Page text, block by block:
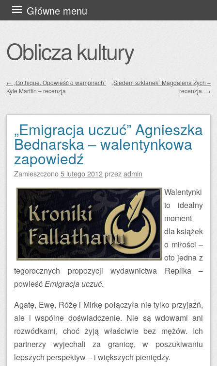
Oblicza kultury
Główne menu
Przejdź
do
Zobacz wpisy
← „Gothique. Opowieść o wampirach”
Kyle Marffin – recenzja
„Siedem szklanek” Magdalena Zych –
recenzja. →
„Emigracja uczuć” Agnieszka
Bednarska – walentynkowa
zapowiedź
Zamieszczono5 lutego 2012przezadmin
Walentynki
to idealny
moment
dla książek
o miłości –
oto jedna z
tegorocznych propozycji wydawnictwa Replika –
powieśćEmigracja uczuć.
Agatę, Ewę, Różę i Mirkę połączyła nie tylko przyjaźń,
ale i wspólne doświadczenie. Nie są wdowami ani
rozwódkami, choć żyją właściwie bez mężów. Ich
partnerzy wyjechali za granicę, w poszukiwaniu
lepszych perspektyw – i większych pieniędzy.